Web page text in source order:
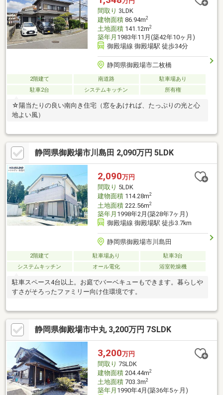
間取り 3LDK
建物面積86.94m2
土地面積141.12m2
築年月 1983年11月(築42年10ヶ月)
御殿場線 御殿場駅 徒歩34分
静岡県御殿場市二枚橋
2階建て 南道路
駐車場あり
駐車2台
システムキッチン 所有権
☆陽当たりの良い南向き住宅（窓をあければ、たっぷりの光と心
地よい風）
静岡県御殿場市川島田 2,090万円 5LDK
2,090万円
間取り 5LDK
建物面積114.28m2
土地面積222.56m2
築年月 1998年2月(築28年7ヶ月)
御殿場線 御殿場駅 徒歩3.7km
静岡県御殿場市川島田
2階建て 駐車場あり
駐車3台
システムキッチン
オール電化 浴室乾燥機
駐車スペース4台以上。お庭でバーベキューもできます。暮らしや
すさがそろったファミリー向け住環境です。
静岡県御殿場市中丸 3,200万円 7SLDK
3,200万円
間取り 7SLDK
建物面積204.44m2
土地面積703.3m2
築年月 1990年4月(築36年5ヶ月)